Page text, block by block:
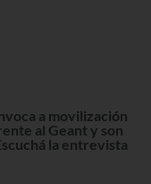
a movilización
al Geant y son
la entrevista